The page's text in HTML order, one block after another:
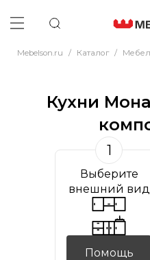
Mebelson.ru / Каталог /
Кухни
1
Выберите
внешний вид
Помощь